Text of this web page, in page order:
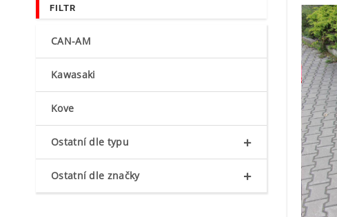
FILTR
CAN-AM
Kawasaki
Kove
+
Ostatní dle typu
+
Ostatní dle značky